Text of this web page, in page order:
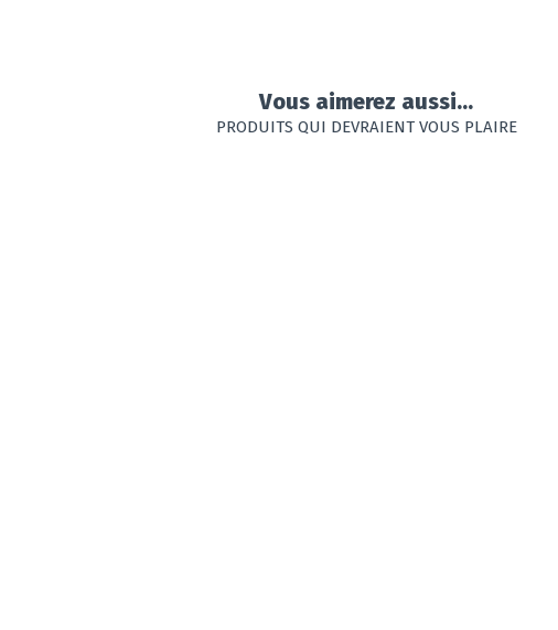
Vous aimerez aussi...
PRODUITS QUI DEVRAIENT VOUS PLAIRE